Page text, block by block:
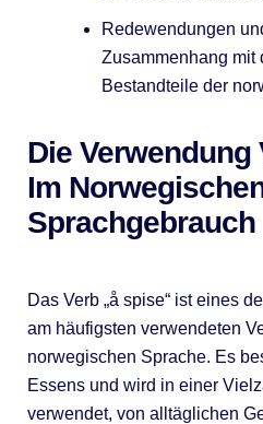
Redewendungen
Zusammenhang mit
Bestandteile der
Die Verwendung
Im
Sprachgebrauch
Das Verb „å spise“ ist eines
am häufigsten verwendeten
norwegischen Sprache. Es
Essens und wird in einer
verwendet, von alltäglichen